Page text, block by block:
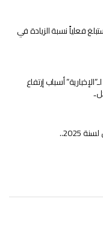
فعلياً نسبة الزيادة في
أسباب إرتفاع